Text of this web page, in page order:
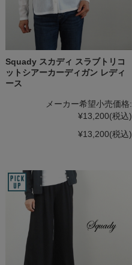
Squady スカディ スラブトリコ
ットシアーカーディガン レディ
ース
メーカー希望小売価格:
¥13,200(税込)
¥13,200(税込)